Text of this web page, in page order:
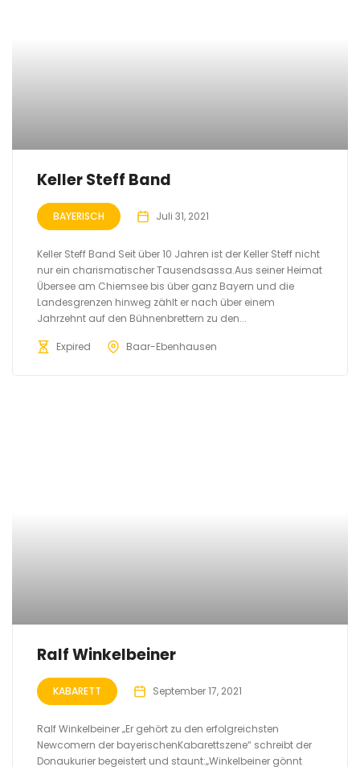
Keller Steff Band
BAYERISCH Juli 31, 2021
Keller Steff Band Seit über 10 Jahren ist der Keller Steff nicht
nur ein charismatischer Tausendsassa.Aus seiner Heimat
Übersee am Chiemsee bis über ganz Bayern und die
Landesgrenzen hinweg zählt er nach über einem
Jahrzehnt auf den Bühnenbrettern zu den...
Expired Baar-Ebenhausen
Ralf Winkelbeiner
KABARETT September 17, 2021
Ralf Winkelbeiner „Er gehört zu den erfolgreichsten
Newcomern der bayerischenKabarettszene“ schreibt der
Donaukurier begeistert und staunt:„Winkelbeiner gönnt